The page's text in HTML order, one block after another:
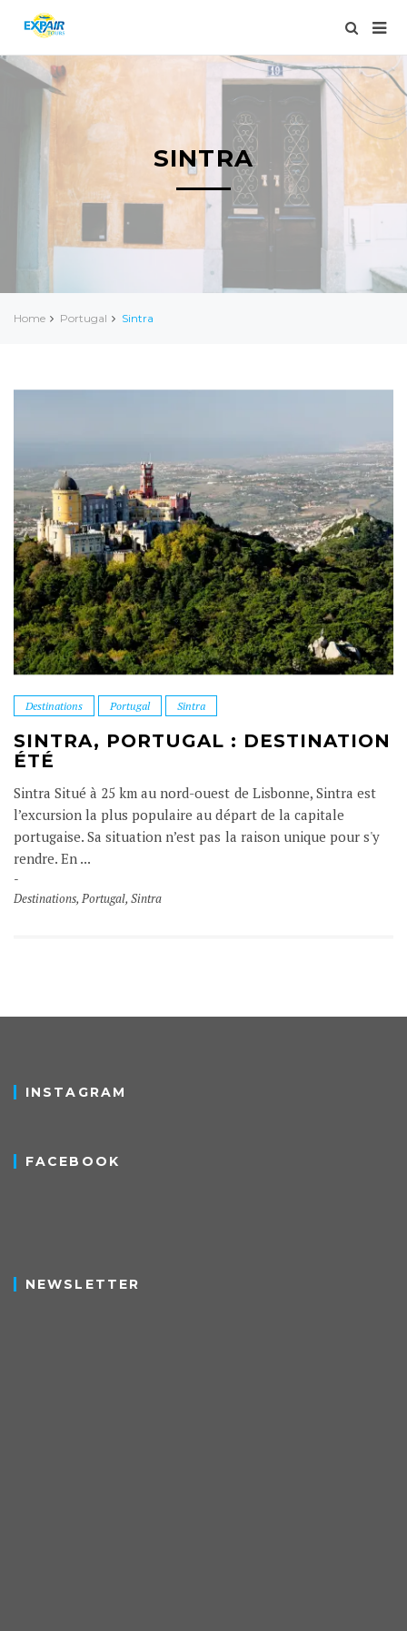
SINTRA
Home Portugal Sintra
Destinations Portugal Sintra
SINTRA, PORTUGAL : DESTINATION
ÉTÉ
Sintra Situé à 25 km au nord-ouest de Lisbonne, Sintra est
l’excursion la plus populaire au départ de la capitale
portugaise. Sa situation n’est pas la raison unique pour s'y
rendre. En ...
Destinations, Portugal,Sintra
INSTAGRAM
FACEBOOK
NEWSLETTER